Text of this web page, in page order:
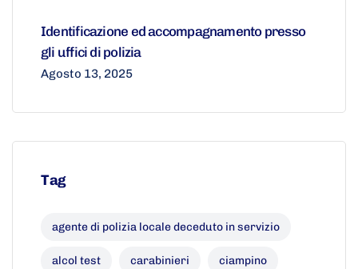
Identificazione ed accompagnamento presso
gli uffici di polizia
Agosto 13, 2025
Tag
agente di polizia locale deceduto in servizio
alcol test carabinieri ciampino